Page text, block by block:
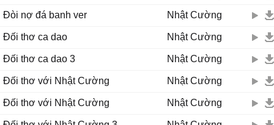
Đòi nợ đá banh ver Nhật Cường
Đối thơ ca dao Nhật Cường
Đối thơ ca dao 3 Nhật Cường
Đối thơ với Nhật Cường Nhật Cường
Đối thơ với Nhật Cường Nhật Cường